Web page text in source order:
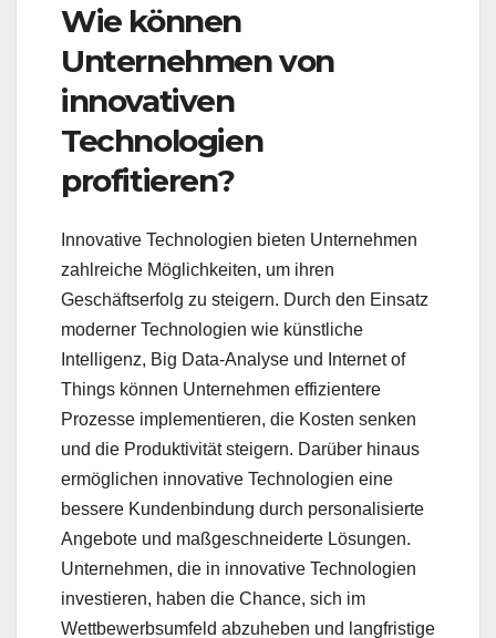
Wie können
Unternehmen von
innovativen
Technologien
profitieren?
Innovative Technologien bieten Unternehmen
zahlreiche Möglichkeiten, um ihren
Geschäftserfolg zu steigern. Durch den Einsatz
moderner Technologien wie künstliche
Intelligenz, Big Data-Analyse und Internet of
Things können Unternehmen effizientere
Prozesse implementieren, die Kosten senken
und die Produktivität steigern. Darüber hinaus
ermöglichen innovative Technologien eine
bessere Kundenbindung durch personalisierte
Angebote und maßgeschneiderte Lösungen.
Unternehmen, die in innovative Technologien
investieren, haben die Chance, sich im
Wettbewerbsumfeld abzuheben und langfristige